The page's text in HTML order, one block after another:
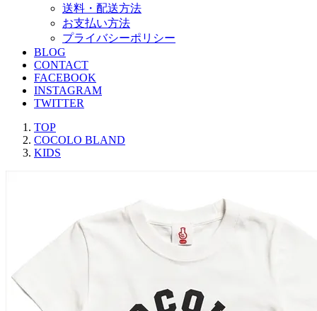
送料・配送方法
お支払い方法
プライバシーポリシー
BLOG
CONTACT
FACEBOOK
INSTAGRAM
TWITTER
TOP
COCOLO BLAND
KIDS